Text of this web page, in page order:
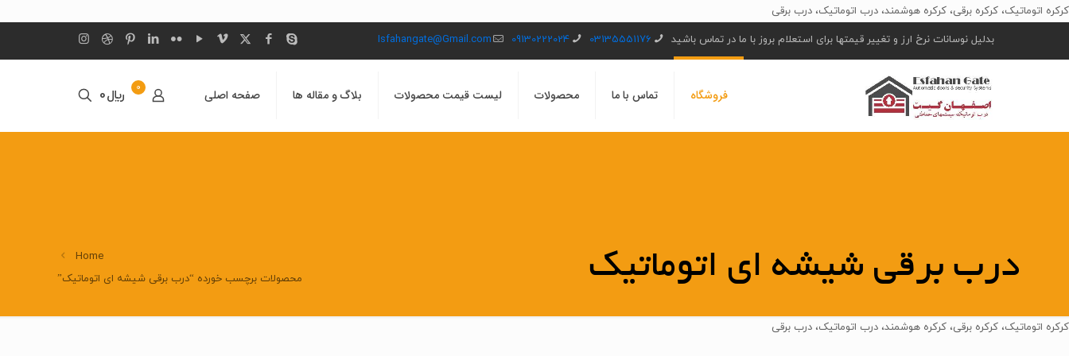
کرکره اتوماتیک، کرکره برقی، کرکره هوشمند، درب اتوماتیک، درب برقی
بدلیل نوسانات نرخ ارز و تغییر قیمتها برای استعلام بروز با ما در تماس باشید
03135551176
09130222024
Isfahangate@Gmail.com
فروشگاه تماس با ما محصولات لیست قیمت محصولات بلاگ و مقاله ها صفحه اصلی 0 ﷼0
درب برقی شیشه ای اتوماتیک
Home
محصولات برچسب خورده “درب برقی شیشه ای اتوماتیک”
کرکره اتوماتیک، کرکره برقی، کرکره هوشمند، درب اتوماتیک، درب برقی